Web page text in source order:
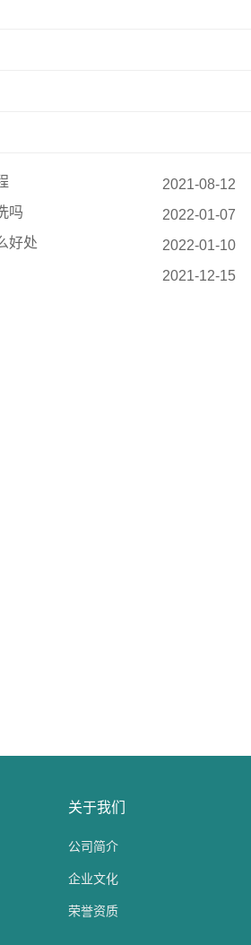
2021-08-12
吗
2022-01-07
好处
2022-01-10
2021-12-15
关于我们
公司简介
企业文化
荣誉资质